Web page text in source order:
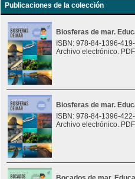
Publicaciones de la colección
Biosferas de mar.
ISBN: 978-84-1396-
Archivo electrónico.
Biosferas de mar.
ISBN: 978-84-1396-
Archivo electrónico.